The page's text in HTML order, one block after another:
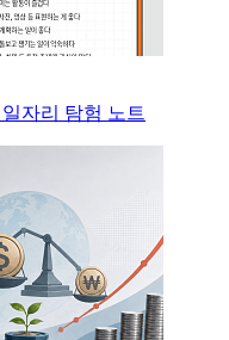
자리 탐험 노트